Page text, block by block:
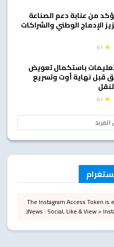
من عنابة دعم الصناعة
الإدماج الوطني والشراكات
باستكمال تعويض
قبل نهاية أوت وتسريع
The Instagram Access Token is
JNews : Social, Like & View >